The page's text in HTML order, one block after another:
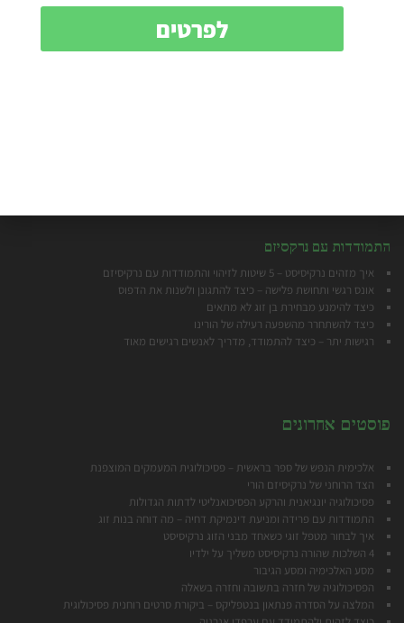
בדרך מסע הגיבור ללא עלות.
צרו קשר בטלפון או ווטסאפ: 0507393910
התמודדות עם נרקסיזם
איך מזהים נרקיסיסט – 5 שיטות לזיהוי והתמודדות עם נרקיסיזם
אונס רגשי ותחושת פלישה – כיצד להתגונן ולשנות את הדפוס
כיצד להימנע מבחירת בן זוג לא מתאים
כיצד להשתחרר מהשפעה רעילה של הורינו
רגישות יתר – כיצד להתמודד, מדריך לאנשים רגישים מאוד
פוסטים אחרונים
אלכימית הנפש של ספר בראשית – פסיכולוגית המעמקים המוצפנת
הצד הרוחני של נרקיסיזם הורי
פסיכולוגיה יונגיאנית והרקע הפסיכואנליטי לדתות הגדולות
התמודדות עם פרידה ומניעת דינמיקת דחיה – מה דוחה בנות זוג
איך לבחור מטפל זוגי כשאחד מבני הזוג נרקיסיסט
4 השלכות שהורה נרקיסיסט משליך על ילדיו
מסע האלכימיה ומסע הגיבור
הפסיכולוגיה של חזרה בתשובה וחזרה בשאלה
המלצה על הסדרה פנתאון בנטפליקס – ביקורת סרטים רוחנית פסיכולוגית
לפרטים